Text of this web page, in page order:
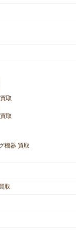
取
取
機器 買取
取